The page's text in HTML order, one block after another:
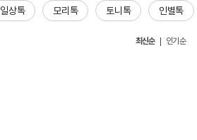
일상톡 모리톡 토니톡 인별톡
최신순 인기순